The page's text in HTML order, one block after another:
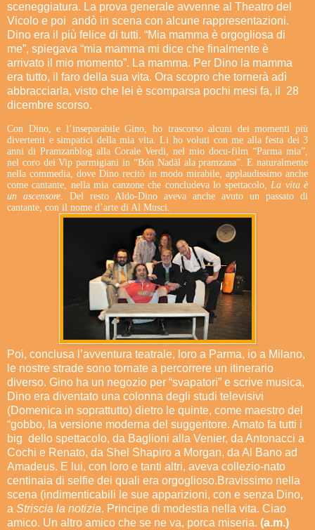
sceneggiatura. La prova generale avvenne al Theatro del
Vicolo e poi andò in scena con alcune rappresentazioni.
Dino era il più felice di tutti. “Mia mamma è orgogliosa di
me”, spiegava “mia mamma mi dice che finalmente è
arrivato il mio momento”. La mamma. Per Dino la mamma
era tutto, il faro della sua vita. Ora scopro che tornerà adì
abbracciarla, visto che lei è scomparsa pochi mesi fa, il 28
dicembre scorso.
Con Dino, e l’inseparabile Gino, ho trascorso alcuni dei momenti più
divertenti e simpatici della mia vita. Li ho voluti con me alla festa dei 3
anni di Pramzanblog alla Corale Verdi, nel mio docu-film “Parma mia”,
nel coro dei Vip parmigiani in “Bón Nadäl ala pramzana”. E naturalmente
nella commedia, dove Dino recitò in modo mirabile, applaudissimo anche
come cantante, nella mia canzone che concludeva lo spettacolo,La vita è
un ascensore. Del resto Aldo-Dino aveva anche avuto un passato di
cantante, con il nome d’arte di Al Musci.
Poi, conclusa l’avventura teatrale, loro a Parma, io a Milano,
le nostre strade sono tornate a percorrere un itinerario
diverso. Gino ha un negozio per “svapatori” e scrive musica,
Dino era diventato una colonna degli studi televisivi
(Domenica in soprattutto) dietro le quinte, come maestro del
“gobbo, la versione moderna del suggeritore. Amato fa tutti i
big dello spettacolo, da Baglioni alla Venier, da Antonacci a
Cochi e Renato, da Shel Shapiro a Morgan, da Al Bano ad
Amadeus. E lui, con loro e tanti altri, aveva collezio-nato
centinaia di selfie dei quali era orgoglioso.Bravissimo nella
scena (indimenticabili le sue apparizioni, con e senza Dino,
a Striscia la notizia. Principe di modestia nella vita. Ciao
amico. Un altro amico che se ne va, porca miseria. (a.m.)